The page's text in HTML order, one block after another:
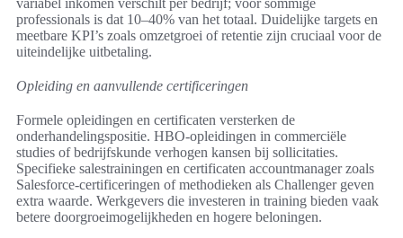
variabel inkomen verschilt per bedrijf; voor sommige
professionals is dat 10–40% van het totaal. Duidelijke targets en
meetbare KPI’s zoals omzetgroei of retentie zijn cruciaal voor de
uiteindelijke uitbetaling.
Opleiding en aanvullende certificeringen
Formele opleidingen en certificaten versterken de
onderhandelingspositie. HBO-opleidingen in commerciële
studies of bedrijfskunde verhogen kansen bij sollicitaties.
Specifieke salestrainingen en certificaten accountmanager zoals
Salesforce-certificeringen of methodieken als Challenger geven
extra waarde. Werkgevers die investeren in training bieden vaak
betere doorgroeimogelijkheden en hogere beloningen.